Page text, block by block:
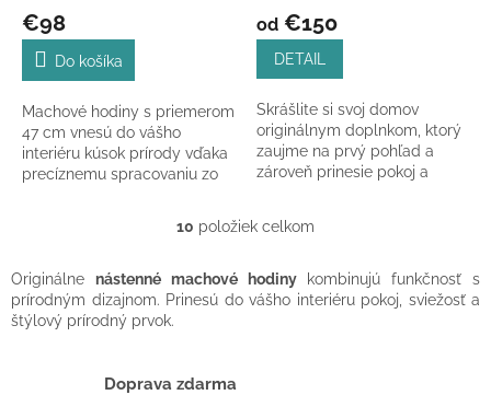
€98
Do košíka
Machové hodiny s priemerom
47 cm vnesú do vášho
interiéru kúsok prírody vďaka
precíznemu spracovaniu zo
lišajník. Ciferník je doplnený...
od €150
DETAIL
Skrášlite si svoj domov
originálnym doplnkom, ktorý
zaujme na prvý pohľad a
zároveň prinesie pokoj a
zo...
O
l
á
10 položiek celkom
Originálne nástenné machové hodinykombinujú funkčnosť s
prírodným dizajnom. Prinesú do vášho interiéru pokoj, sviežosť a
štýlový prírodný prvok.
Doprava zdarma